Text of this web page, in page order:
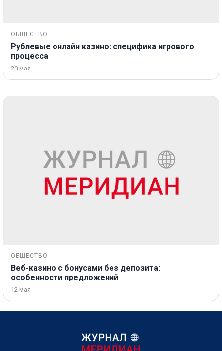
ОБЩЕСТВО
Рублевые онлайн казино: специфика игрового
процесса
20 мая
ОБЩЕСТВО
Веб-казино с бонусами без депозита:
особенности предложений
12 мая